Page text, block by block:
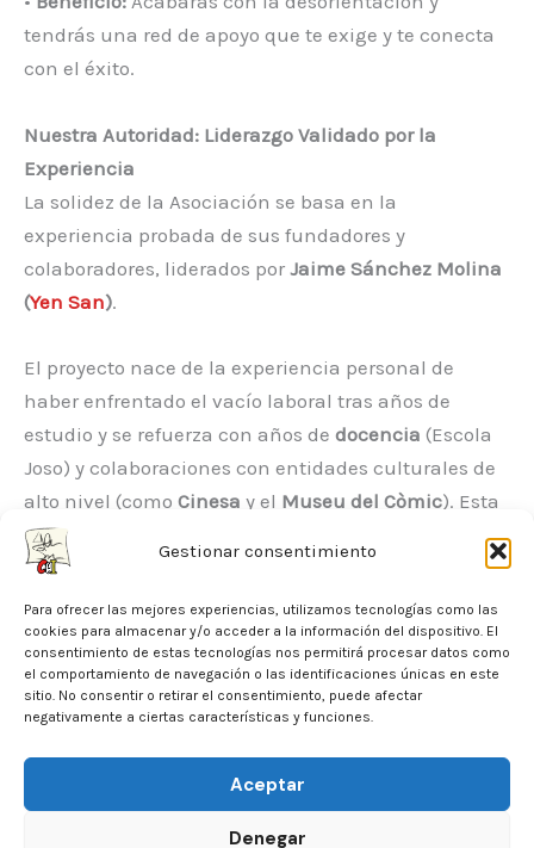
Gestionar consentimiento
Para ofrecer las mejores experiencias, utilizamos tecnologías como las
cookies para almacenar y/o acceder a la información del dispositivo. El
consentimiento de estas tecnologías nos permitirá procesar datos como
el comportamiento de navegación o las identificaciones únicas en este
sitio. No consentir o retirar el consentimiento, puede afectar
negativamente a ciertas características y funciones.
Aceptar
Denegar
tendrás una red de apoyo que te exige y te conecta
con el éxito.
Nuestra Autoridad: Liderazgo Validado por la
Experiencia
La solidez de la Asociación se basa en la
experiencia probada de sus fundadores y
colaboradores, liderados por Jaime Sánchez Molina
(Yen San).
El proyecto nace de la experiencia personal de
haber enfrentado el vacío laboral tras años de
estudio y se refuerza con años de docencia (Escola
Joso) y colaboraciones con entidades culturales de
alto nivel (como Cinesa y el Museu del Còmic). Esta
experiencia asegura que la guía que ofrecemos es
realista y efectiva.
¡Únete a la Misión!
Nuestra misión es que el siguiente artista no se
sienta tan perdido. Si estás listo para convertir tu
pasión en un oficio digno y sostenible, esta es tu
comunidad.